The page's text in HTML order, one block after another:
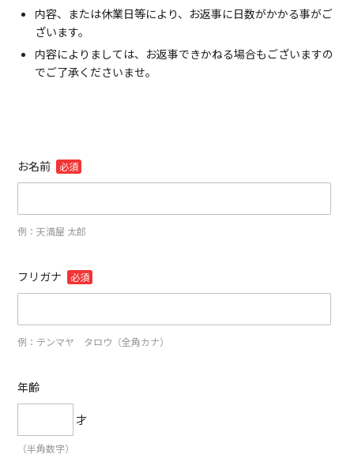
内容、または休業日等により、お返事に日数がかかる事がご
ざいます。
内容によりましては、お返事できかねる場合もございますの
でご了承くださいませ。
お名前 必須
例：天満屋 太郎
フリガナ 必須
例：テンマヤ タロウ（全角カナ）
年齢
才
（半角数字）